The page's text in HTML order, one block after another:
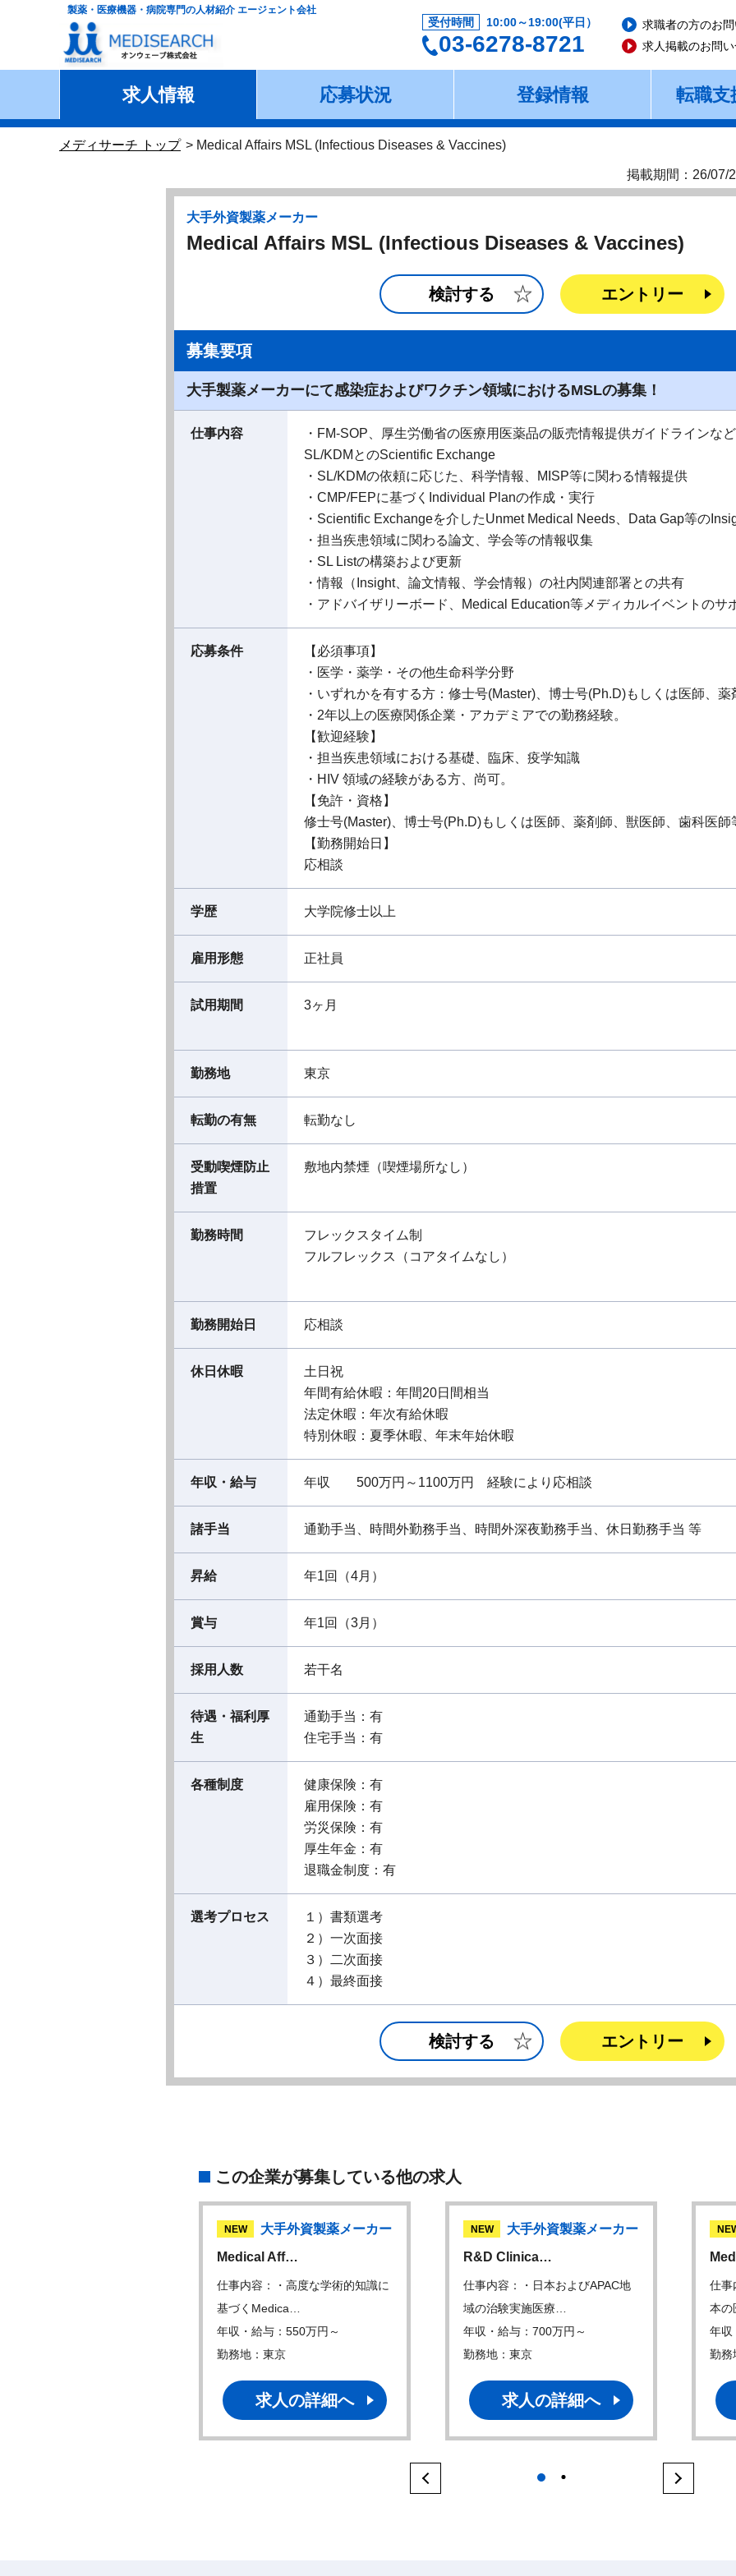
製薬・医療機器・病院専門の人材紹介 エージェント会社
受付時間 10:00～19:00(平日）
03-6278-8721
求職者の方のお
求人掲載のお問
求人情報 応募状況 登録情報 転職支
メディサーチ トップ Medical Affairs MSL (Infectious Diseases & Vaccines)
掲載期間：26/
大手外資製薬メーカー
Medical Affairs MSL (Infectious Diseases & Vaccines)
検討する エントリー
募集要項
大手製薬メーカーにて感染症およびワクチン領域におけるMSLの募集！
仕事内容
・FM-SOP、厚生労働省の医療用医薬品の販売情報提供ガイドラインな
SL/KDMとのScientific Exchange
・SL/KDMの依頼に応じた、科学情報、MISP等に関わる情報提供
・CMP/FEPに基づくIndividual Planの作成・実行
・Scientific Exchangeを介したUnmet Medical Needs、Data Gap等の
・担当疾患領域に関わる論文、学会等の情報収集
・SL Listの構築および更新
・情報（Insight、論文情報、学会情報）の社内関連部署との共有
・アドバイザリーボード、Medical Education等メディカルイベントのサ
応募条件
【必須事項】
・医学・薬学・その他生命科学分野
・いずれかを有する方：修士号(Master)、博士号(Ph.D)もしくは医師、
・2年以上の医療関係企業・アカデミアでの勤務経験。
【歓迎経験】
・担当疾患領域における基礎、臨床、疫学知識
・HIV 領域の経験がある方、尚可。
【免許・資格】
修士号(Master)、博士号(Ph.D)もしくは医師、薬剤師、獣医師、歯科医師
【勤務開始日】
応相談
学歴 大学院修士以上
雇用形態 正社員
試用期間 3ヶ月
勤務地 東京
転勤の有無 転勤なし
受動喫煙防止
措置
敷地内禁煙（喫煙場所なし）
勤務時間
フレックスタイム制
フルフレックス（コアタイムなし）
勤務開始日 応相談
休日休暇
土日祝
年間有給休暇：年間20日間相当
法定休暇：年次有給休暇
特別休暇：夏季休暇、年末年始休暇
年収・給与 年収 500万円～1100万円 経験により応相談
諸手当 通勤手当、時間外勤務手当、時間外深夜勤務手当、休日勤務手当 等
昇給 年1回（4月）
賞与 年1回（3月）
採用人数 若干名
待遇・福利厚
生
通勤手当：有
住宅手当：有
各種制度
健康保険：有
雇用保険：有
労災保険：有
厚生年金：有
退職金制度：有
選考プロセス
１）書類選考
２）一次面接
３）二次面接
４）最終面接
検討する エントリー
この企業が募集している他の求人
NEW
大手外資製薬メーカー
Medical Aff…
仕事内容：・高度な学術的知識に
基づくMedica…
年収・給与：550万円～
勤務地：東京
求人の詳細へ
NEW
大手外資製薬メーカー
R&D Clinica…
仕事内容：・日本およびAPAC地
域の治験実施医療…
年収・給与：700万円～
勤務地：東京
求人の詳細へ
仕事
本
年収
勤務
1